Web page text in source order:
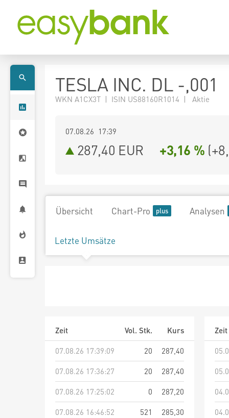
TESLA INC. DL -,001
WKN A1CX3T | ISIN US88160R1014 | Aktie
07.08.26 17:39
287,40 EUR +3,16 % (
Übersicht Chart-Pro Analysen
Letzte Umsätze
Zeit Vol. Stk.
Kurs
07.08.26 17:39:09
20
287,40
07.08.26 17:36:27
20
287,40
07.08.26 17:25:02
0
287,20
07.08.26 16:46:52
521
285,30
Zeit